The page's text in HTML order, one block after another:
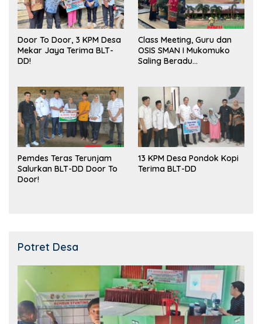
Door To Door, 3 KPM Desa
Mekar Jaya Terima BLT-
DD!
Class Meeting, Guru dan
OSIS SMAN I Mukomuko
Saling Beradu
Pemdes Teras Terunjam
Salurkan BLT-DD Door To
Door!
13 KPM Desa Pondok Kopi
Terima BLT-DD
Potret Desa